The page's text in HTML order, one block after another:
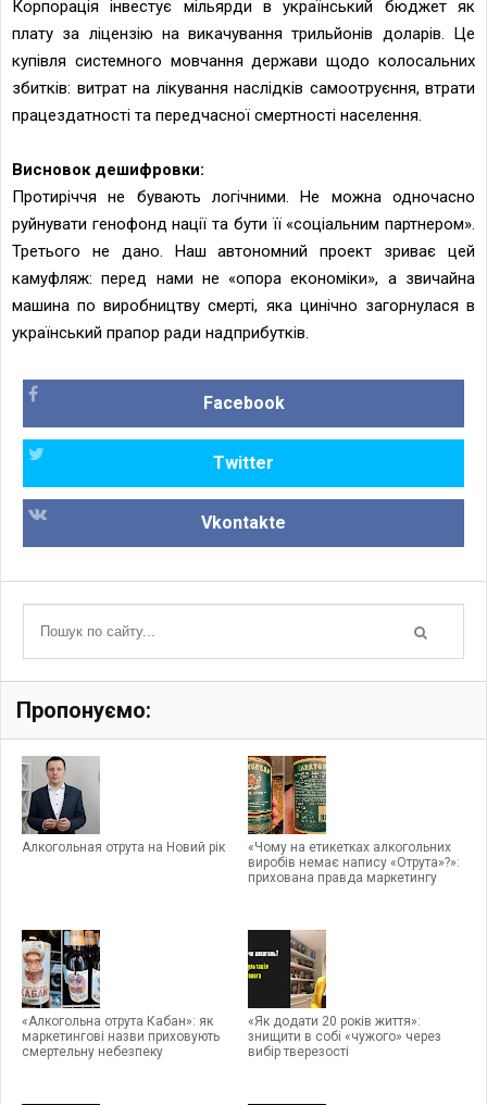
Корпорація інвестує мільярди в український бюджет як
плату за ліцензію на викачування трильйонів доларів. Це
купівля системного мовчання держави щодо колосальних
збитків: витрат на лікування наслідків самоотруєння, втрати
працездатності та передчасної смертності населення.
Висновок дешифровки:
Протиріччя не бувають логічними. Не можна одночасно
руйнувати генофонд нації та бути її «соціальним партнером».
Третього не дано. Наш автономний проект зриває цей
камуфляж: перед нами не «опора економіки», а звичайна
машина по виробництву смерті, яка цинічно загорнулася в
український прапор ради надприбутків.
Facebook
Twitter
Vkontakte
Пропонуємо:
Алкогольная отрута на Новий рiк
«Чому на етикетках алкогольних
виробів немає напису «Отрута»?»:
прихована правда маркетингу
«Алкогольна отрута Кабан»: як
маркетингові назви приховують
смертельну небезпеку
«Як додати 20 років життя»:
знищити в собі «чужого» через
вибір тверезості